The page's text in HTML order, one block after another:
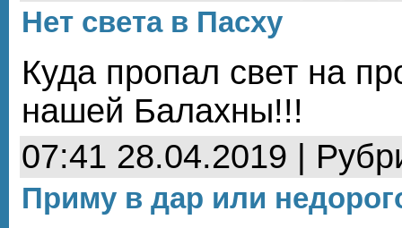
Нет света в Пасху
Куда пропал свет на
нашей Балахны!!!
07:41 28.04.2019 |
Приму в дар или